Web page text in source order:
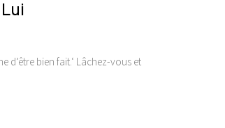
d’être bien fait.‘ Lâchez-vous et